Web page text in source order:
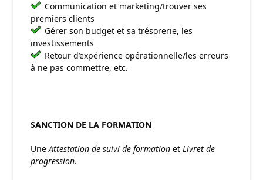
Communication et marketing/trouver ses
premiers clients
Gérer son budget et sa trésorerie, les
investissements
Retour d’expérience opérationnelle/les erreurs
à ne pas commettre, etc.
SANCTION DE LA FORMATION
UneAttestation de suivi de formation etLivret de
progression.